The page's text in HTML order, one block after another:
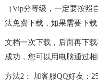
（Vip分等级，一定要按
法免费下载，如果需要下
文档一次下载，后面再下
成功，您可以用电脑通过
方法2： 加客服QQ好友：